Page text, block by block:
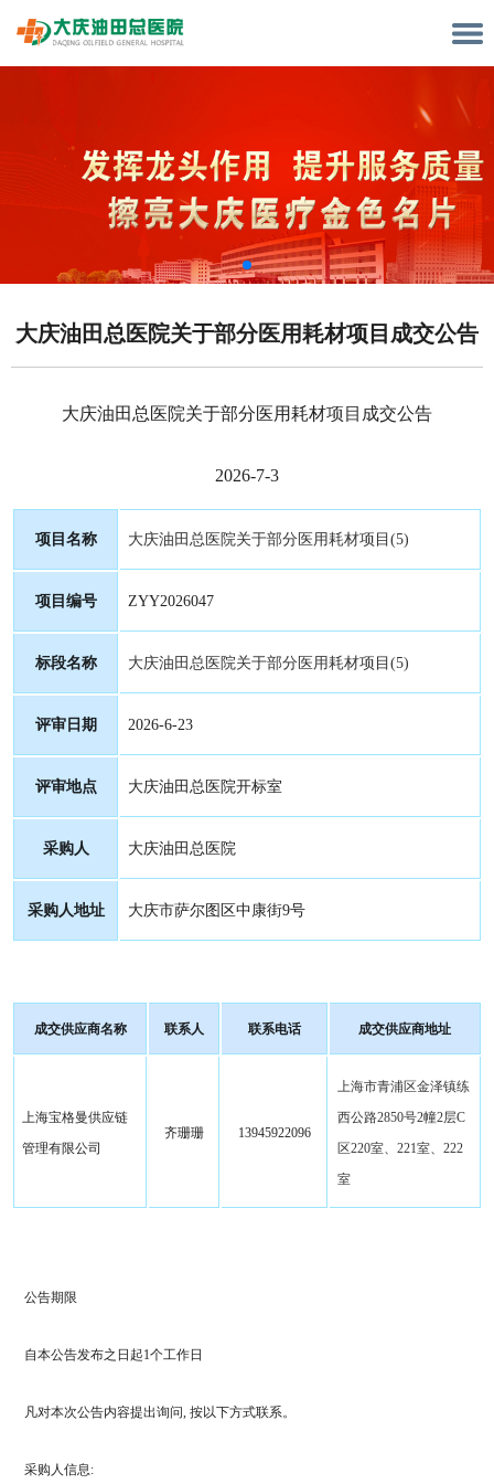
大庆油田总医院关于部分医用耗材项目成交公告
大庆油田总医院关于部分医用耗材项目 成交公告
2026-7-3
项目名称 大庆油田总医院关于部分医用耗材项目 (5)
项目编号 ZYY2026047
标段名称 大庆油田总医院关于部分医用耗材项目 (5)
评审日期 2026-6-23
评审地点 大庆油田总医院开标室
采购人 大庆油田总医院
采购人地址 大庆市萨尔图区中康街9号
成交供应商名称 联系人 联系电话 成交供应商地址
上海宝格曼供应链
管理有限公司
齐珊珊 13945922096
上海市青浦区金泽镇练
西公路2850号2幢2层C
区220室、221室、222
室
公告期限
自本公告发布之日起1个工作日
凡对本次公告内容提出询问 , 按以下方式联系。
采购人信息 :